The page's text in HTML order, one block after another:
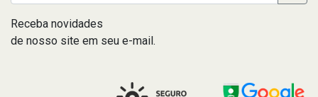
Receba novidades
de nosso site em seu e-mail.